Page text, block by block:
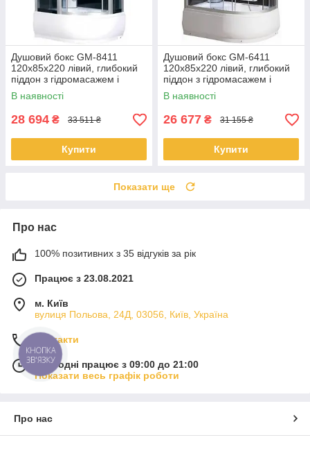
Душовий бокс GM-8411
120x85x220 лівий, глибокий
піддон з гідромасажем і
електронікою
В наявності
28 694 ₴ 33 511 ₴
Купити
Душовий бокс GM-6411
120x85x220 лівий, глибокий
піддон з гідромасажем і
електронікою
В наявності
26 677 ₴ 31 155 ₴
Купити
Показати ще
Про нас
100% позитивних з 35 відгуків за рік
Працює з 23.08.2021
м. Київ
вулиця Польова, 24Д, 03056, Київ, Україна
Контакти
Сьогодні працює з 09:00 до 21:00
Показати весь графік роботи
Про нас
КНОПКА
ЗВ'ЯЗКУ